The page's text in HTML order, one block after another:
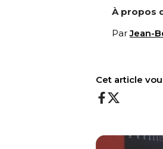
À propos
ParJean-
Cet article